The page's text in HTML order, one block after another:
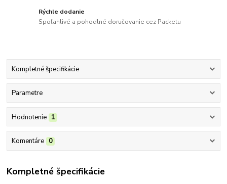
Rýchle dodanie
Spoľahlivé a pohodlné doručovanie cez Packetu
Kompletné špecifikácie
Parametre
Hodnotenie 1
Komentáre 0
Kompletné špecifikácie